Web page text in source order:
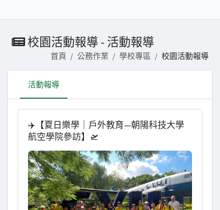
校園活動報導 - 活動報導
首頁 公務作業 學校專區 校園活動報導
活動報導
✈️【夏日樂學｜戶外教育—朝陽科技大學
航空學院參訪】🛫